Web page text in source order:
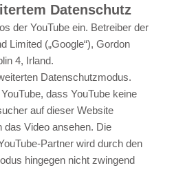
Datenschutz
der YouTube ein. Betreiber der
Limited („Google“), Gordon
4, Irland.
Datenschutzmodus.
dass YouTube keine
auf dieser Website
Video ansehen. Die
Partner wird durch den
hingegen nicht zwingend